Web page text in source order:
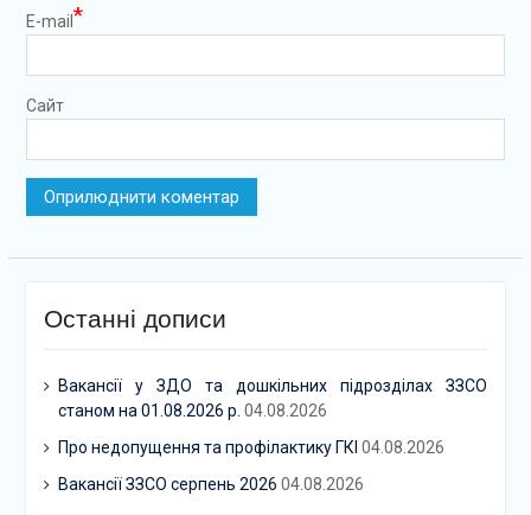
E-mail *
Сайт
Останні дописи
Вакансії у ЗДО та дошкільних підрозділах ЗЗСО
станом на 01.08.2026 р. 04.08.2026
Про недопущення та профілактику ГКІ 04.08.2026
Вакансії ЗЗСО серпень 2026 04.08.2026